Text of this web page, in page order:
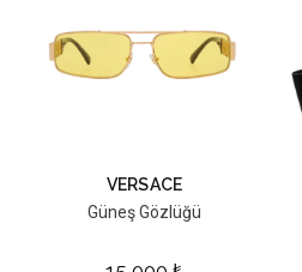
VERSACE
Güneş Gözlüğü